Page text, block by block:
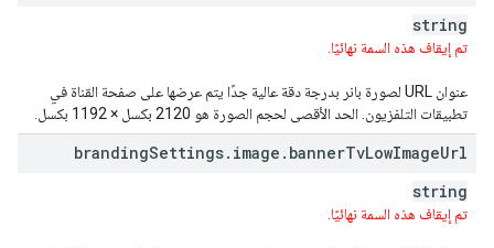
string
تم إيقاف هذه السمة نهائيًا.
عنوان URL لصورة بانر بدرجة دقة عالية جدًا يتم عرضها على صفحة القناة في
تطبيقات التلفزيون. الحد الأقصى لحجم الصورة هو 2120 بكسل × 1192 بكسل.
brandingSettings. image . bannerTvLowImageUrl
string
تم إيقاف هذه السمة نهائيًا.